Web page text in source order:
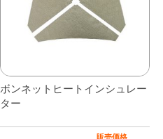
ボンネットヒートインシュレー
ター
販売価格